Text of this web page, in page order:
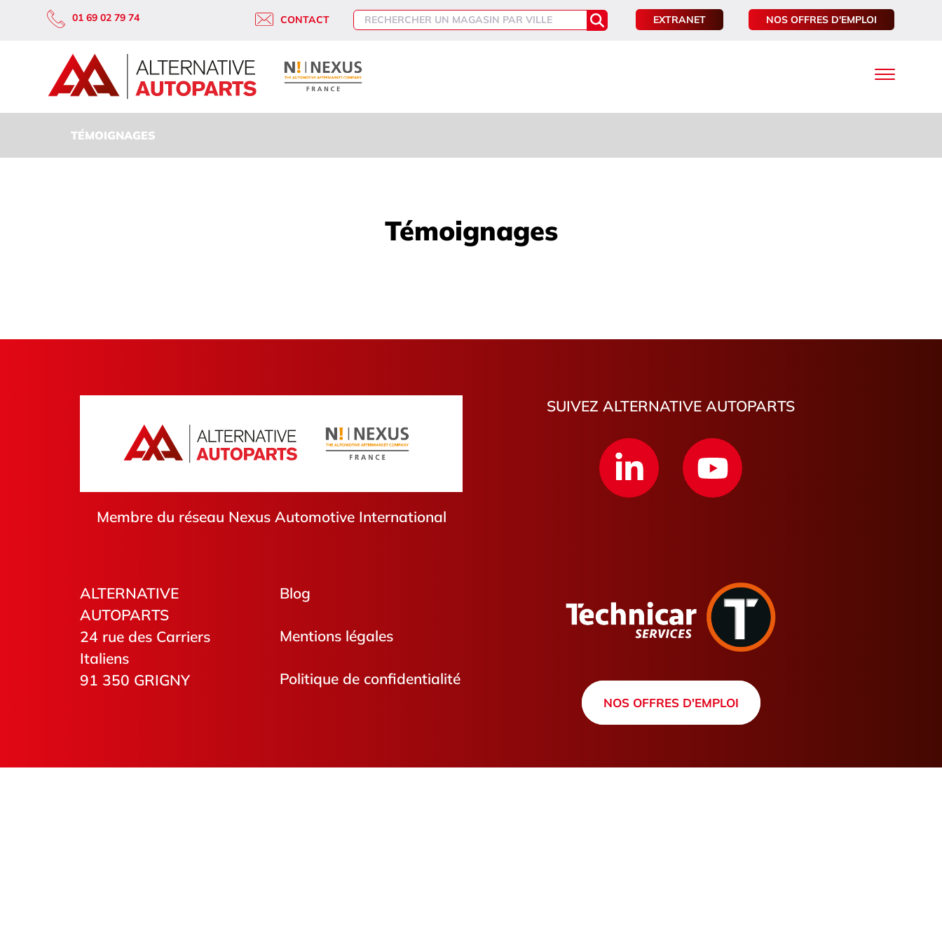
01 69 02 79 74 CONTACT EXTRANET NOS OFFRES D'EMPLOI
TÉMOIGNAGES
Témoignages
Membre du réseau Nexus Automotive International
SUIVEZ ALTERNATIVE AUTOPARTS
ALTERNATIVE
AUTOPARTS
24 rue des Carriers
Italiens
91 350 GRIGNY
Blog
Mentions légales
Politique de confidentialité
NOS OFFRES D'EMPLOI